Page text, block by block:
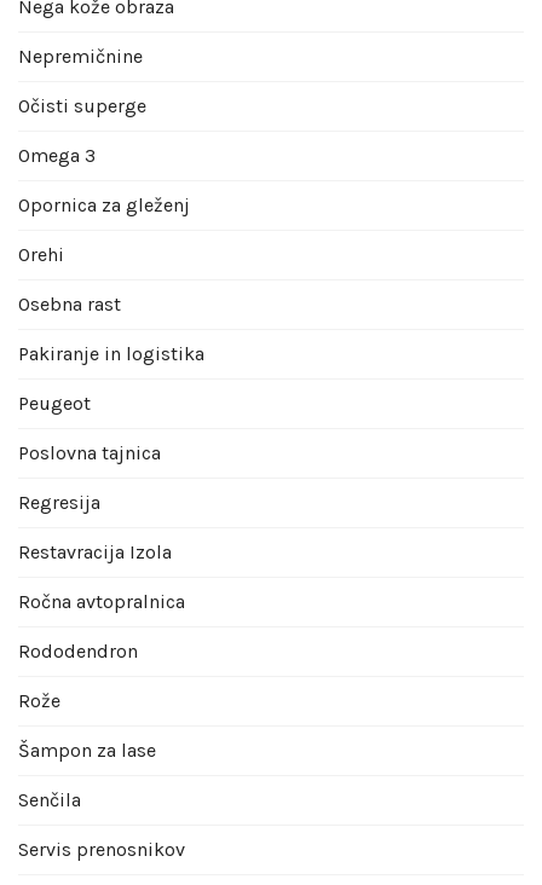
Nega kože obraza
Nepremičnine
Očisti superge
Omega 3
Opornica za gleženj
Orehi
Osebna rast
Pakiranje in logistika
Peugeot
Poslovna tajnica
Regresija
Restavracija Izola
Ročna avtopralnica
Rododendron
Rože
Šampon za lase
Senčila
Servis prenosnikov